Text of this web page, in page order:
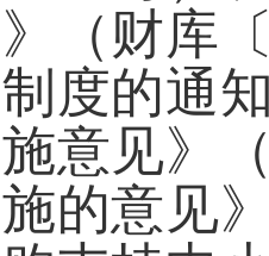
（财库
度的通
意见》
的意见